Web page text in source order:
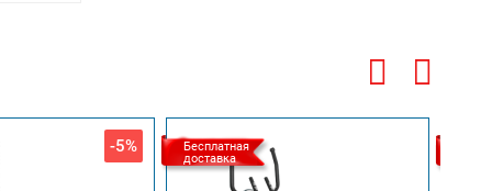
-5%
Бесплатная
доставка